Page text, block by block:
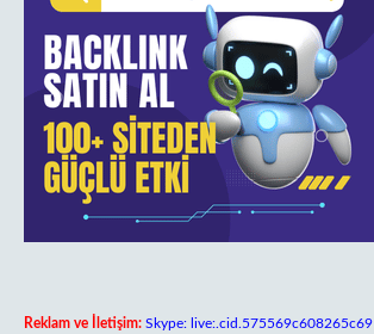
Reklam ve İletişim: Skype: live:.cid.575569c608265c69